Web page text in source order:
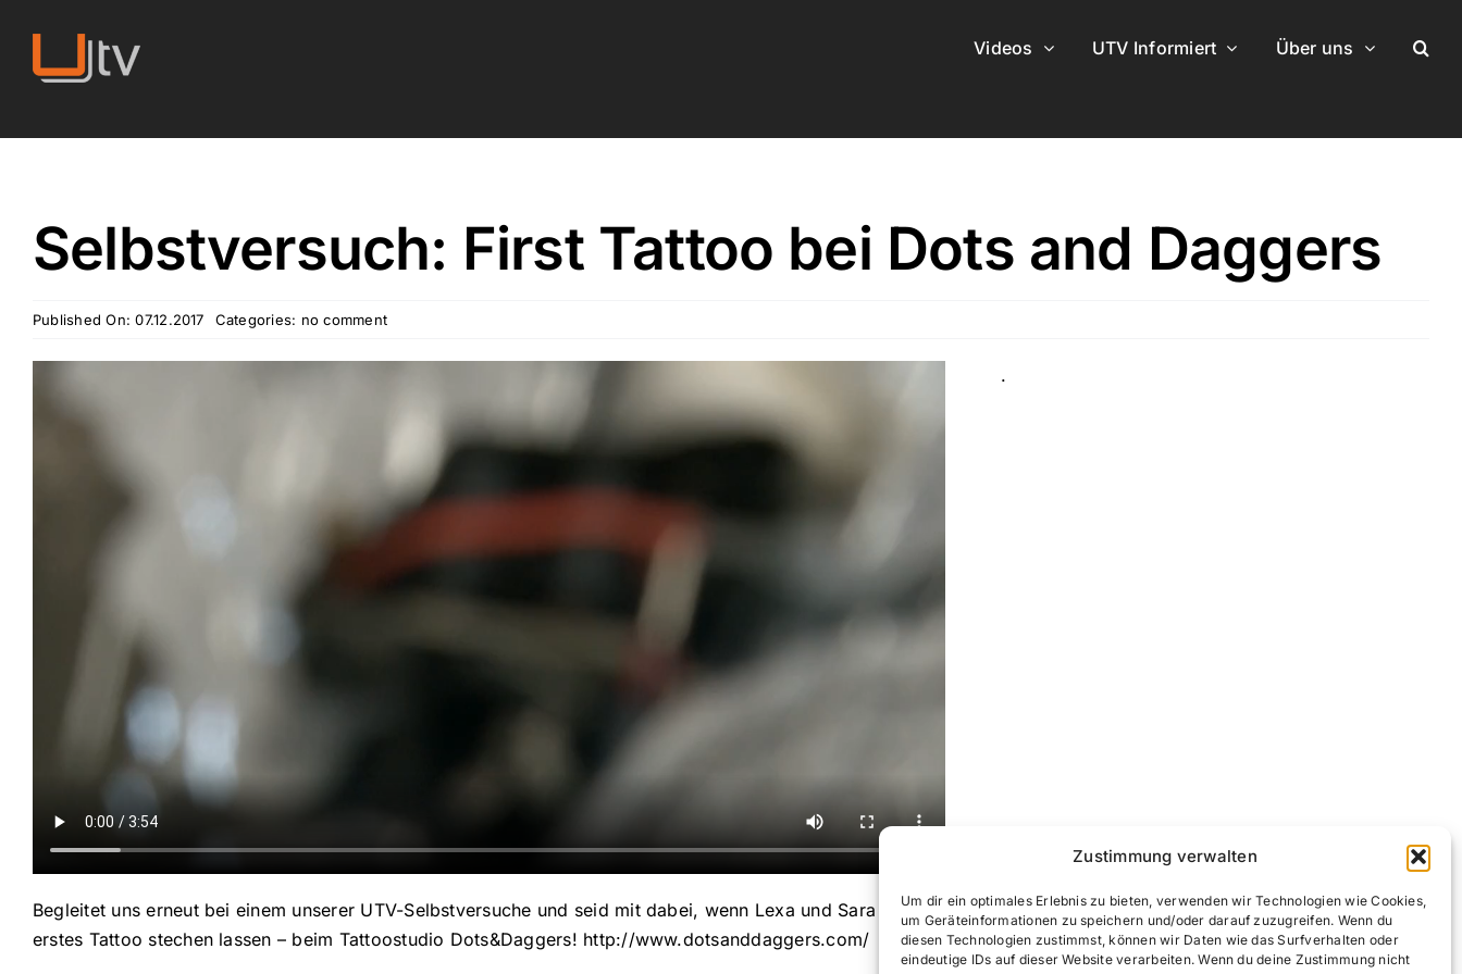
Zustimmung verwalten
Um dir ein optimales Erlebnis zu bieten, verwenden wir Technologien wie Cookies,
um Geräteinformationen zu speichern und/oder darauf zuzugreifen. Wenn du
diesen Technologien zustimmst, können wir Daten wie das Surfverhalten oder
eindeutige IDs auf dieser Website verarbeiten. Wenn du deine Zustimmung nicht
content
Videos UTV Informiert Über uns
Selbstversuch: First Tattoo bei Dots and Daggers
Published On: 07.12.2017 Categories: no comment
Begleitet uns erneut bei einem unserer UTV-Selbstversuche und seid mit dabei, wenn Lexa und Sara sich ihr
erstes Tattoo stechen lassen – beim Tattoostudio Dots&Daggers! http://www.dotsanddaggers.com/
.